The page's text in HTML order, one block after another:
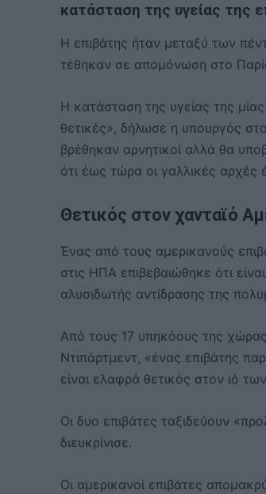
κατάσταση της υγείας της
Η επιβάτης ήταν μεταξύ των
τέθηκαν σε απομόνωση στο
Η κατάσταση της υγείας της
θετικές», δήλωσε η υπουργός
βρέθηκαν αρνητικοί αλλά θα
ότι έως τώρα οι γαλλικές αρχές
Θετικός στον χανταϊό
Ένας από τους αμερικανούς
στις ΗΠΑ επιβεβαιώθηκε ότι
αλυσιδωτής αντίδρασης της
Από τους 17 υπηκόους της
Ντιπάρτμεντ, «ένας επιβάτης
είναι ελαφρά θετικός στον ιό
Οι δυο επιβάτες ταξιδεύουν
διευκρίνισε.
Οι αμερικανοί επιβάτες